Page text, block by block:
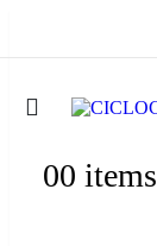
00 items